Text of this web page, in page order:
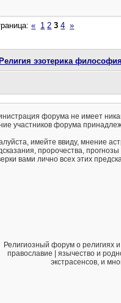
« 1 2 3 4 »
эзотерика
форума не имеет
участников форума
имейте ввиду, мнение
пророчества,
вами лично всех этих
Религиозный форум о религиях
православие | язычество и
экстрасенсов, и